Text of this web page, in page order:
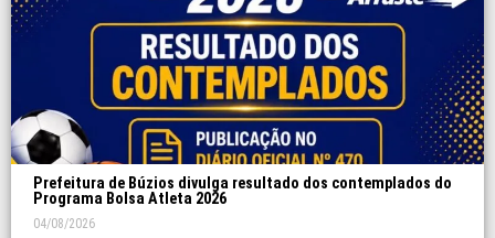
Prefeitura de Búzios divulga resultado dos contemplados do
Programa Bolsa Atleta 2026
04/08/2026